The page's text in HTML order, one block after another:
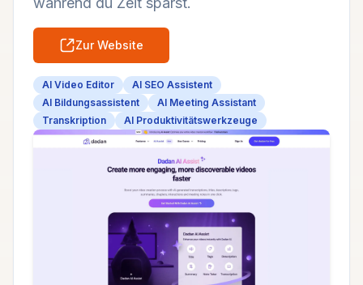
Zur Website
AI Video Editor
AI SEO Assistent
AI Bildungsassistent
AI Meeting Assistant
Transkription
AI Produktivitätswerkzeuge